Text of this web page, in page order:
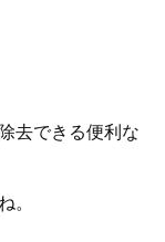
去できる便利な
。